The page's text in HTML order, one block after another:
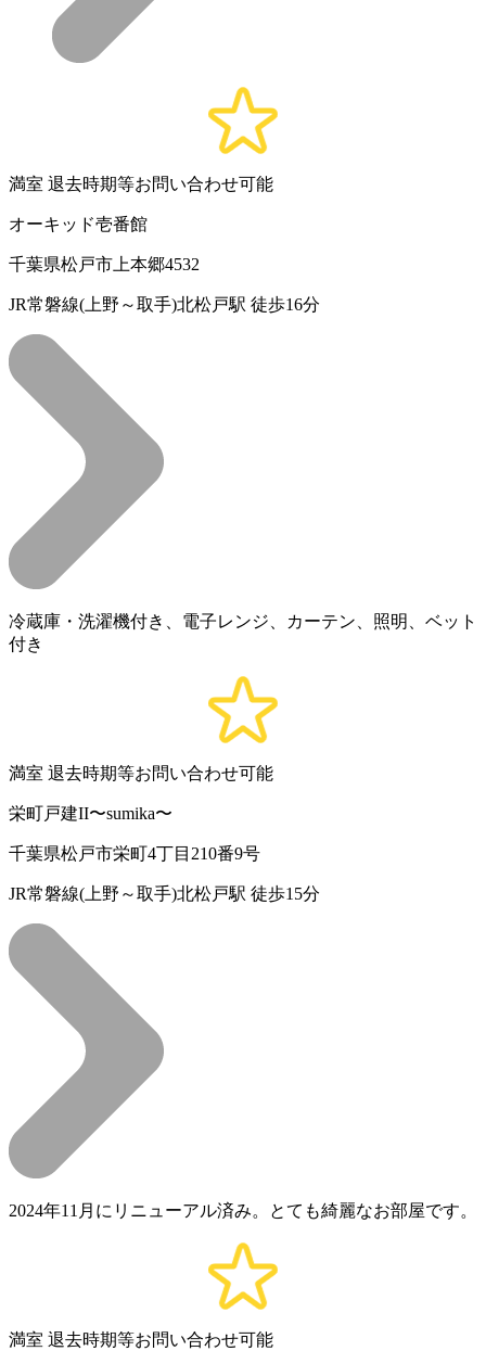
満室 退去時期等お問い合わせ可能
オーキッド壱番館
千葉県松戸市上本郷4532
JR常磐線(上野～取手)北松戸駅 徒歩16分
冷蔵庫・洗濯機付き、電子レンジ、カーテン、照明、ベット
付き
満室 退去時期等お問い合わせ可能
栄町戸建II〜sumika〜
千葉県松戸市栄町4丁目210番9号
JR常磐線(上野～取手)北松戸駅 徒歩15分
2024年11月にリニューアル済み。とても綺麗なお部屋です。
満室 退去時期等お問い合わせ可能